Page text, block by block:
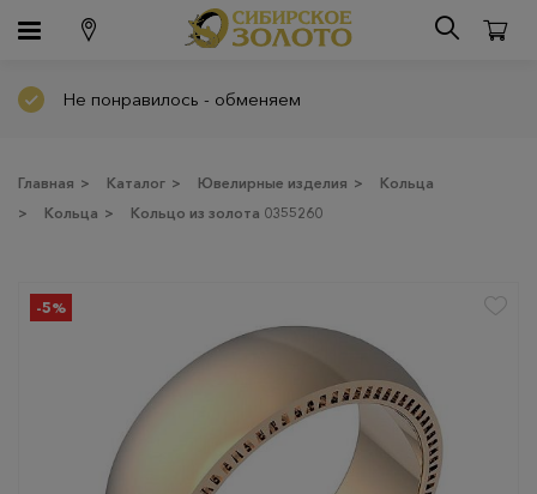
Не понравилось - обменяем
Главная > Каталог > Ювелирные изделия >
Кольца
>
Кольца > Кольцо из золота 0355260
-5%